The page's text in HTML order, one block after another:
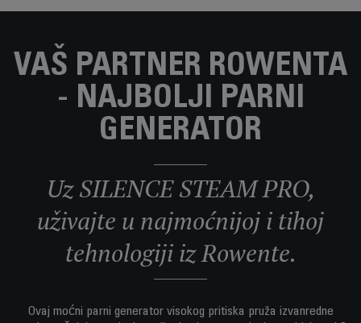
VAŠ PARTNER ROWENTA
- NAJBOLJI PARNI
GENERATOR
Uz SILENCE STEAM PRO,
uživajte u najmoćnijoj i tihoj
tehnologiji iz Rowente.
Ovaj moćni parni generator visokog pritiska pruža izvanredne